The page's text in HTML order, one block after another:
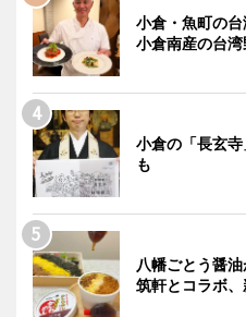
小倉・魚町の
小倉南産の台湾
小倉の「長玄
も
八幡ごとう醤
筑軒とコラボ